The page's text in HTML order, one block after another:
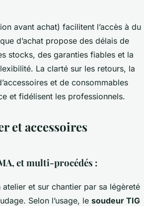
avant achat) facilitent l’accès à du
d’achat propose des délais de
stocks, des garanties fiables et la
La clarté sur les retours, la
et de consommables
et fidélisent les professionnels.
et accessoires
et multi-procédés :
et sur chantier par sa légèreté
Selon l’usage, le soudeur TIG